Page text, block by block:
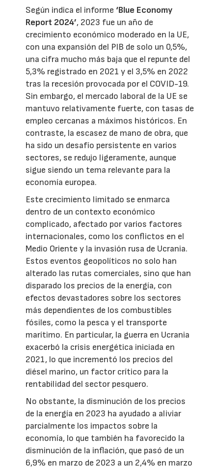
Según indica el informe ‘Blue Economy
Report 2024’, 2023 fue un año de
crecimiento económico moderado en la UE,
con una expansión del PIB de solo un 0,5%,
una cifra mucho más baja que el repunte del
5,3% registrado en 2021 y el 3,5% en 2022
tras la recesión provocada por el COVID-19.
Sin embargo, el mercado laboral de la UE se
mantuvo relativamente fuerte, con tasas de
empleo cercanas a máximos históricos. En
contraste, la escasez de mano de obra, que
ha sido un desafío persistente en varios
sectores, se redujo ligeramente, aunque
sigue siendo un tema relevante para la
economía europea.
Este crecimiento limitado se enmarca
dentro de un contexto económico
complicado, afectado por varios factores
internacionales, como los conflictos en el
Medio Oriente y la invasión rusa de Ucrania.
Estos eventos geopolíticos no solo han
alterado las rutas comerciales, sino que han
disparado los precios de la energía, con
efectos devastadores sobre los sectores
más dependientes de los combustibles
fósiles, como la pesca y el transporte
marítimo. En particular, la guerra en Ucrania
exacerbó la crisis energética iniciada en
2021, lo que incrementó los precios del
diésel marino, un factor crítico para la
rentabilidad del sector pesquero.
No obstante, la disminución de los precios
de la energía en 2023 ha ayudado a aliviar
parcialmente los impactos sobre la
economía, lo que también ha favorecido la
disminución de la inflación, que pasó de un
6,9% en marzo de 2023 a un 2,4% en marzo